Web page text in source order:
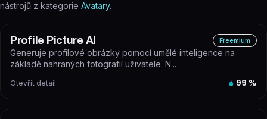
nástrojů z kategorie Avatary.
Profile Picture AI Freemium
Generuje profilové obrázky pomocí umělé inteligence na
základě nahraných fotografií uživatele. N...
Otevřít detail 99 %